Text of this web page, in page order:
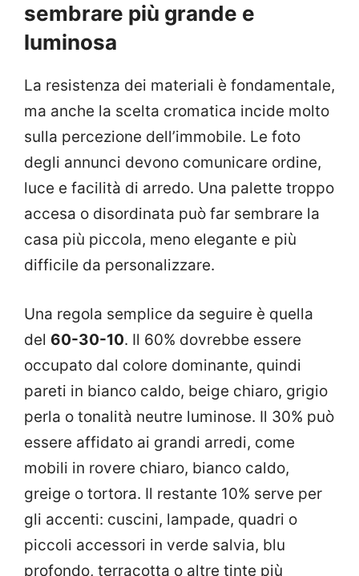
sembrare più grande e
luminosa
La resistenza dei materiali è fondamentale,
ma anche la scelta cromatica incide molto
sulla percezione dell’immobile. Le foto
degli annunci devono comunicare ordine,
luce e facilità di arredo. Una palette troppo
accesa o disordinata può far sembrare la
casa più piccola, meno elegante e più
difficile da personalizzare.
Una regola semplice da seguire è quella
del 60-30-10. Il 60% dovrebbe essere
occupato dal colore dominante, quindi
pareti in bianco caldo, beige chiaro, grigio
perla o tonalità neutre luminose. Il 30% può
essere affidato ai grandi arredi, come
mobili in rovere chiaro, bianco caldo,
greige o tortora. Il restante 10% serve per
gli accenti: cuscini, lampade, quadri o
piccoli accessori in verde salvia, blu
profondo, terracotta o altre tinte più